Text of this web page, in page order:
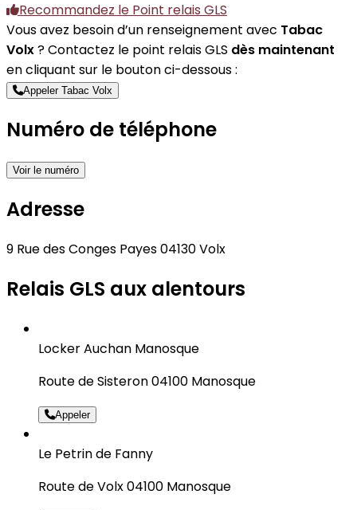
Recommandez le Point relais GLS
Vous avez besoin d’un renseignement avec Tabac
Volx? Contactez le point relais GLS dès maintenant
en cliquant sur le bouton ci-dessous :
Appeler Tabac Volx
Numéro de téléphone
Voir le numéro
Adresse
9 Rue des Conges Payes 04130 Volx
Relais GLS aux alentours
Locker Auchan Manosque
Route de Sisteron 04100 Manosque
Appeler
Le Petrin de Fanny
Route de Volx 04100 Manosque